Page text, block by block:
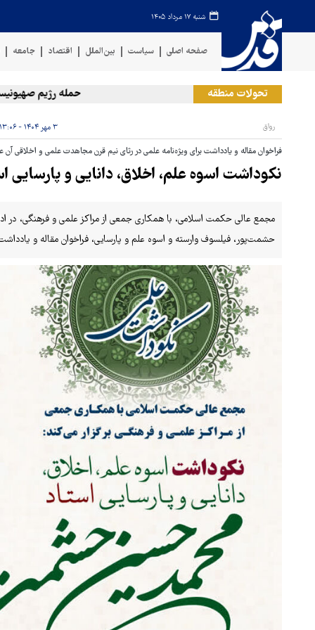
شنبه ۱۷ مرداد ۱۴۰۵
صفحه اصلی سیاست بین‌الملل اقتصاد جامعه
تحولات منطقه حمله رژیم صهیونیستی
رواق ۳ مهر ۱۴۰۴ - ۱۳:۰۶
فراخوان مقاله و یادداشت برای ویژه‌نامه علمی در رثای نیم قرن مجاهدت علمی و اخلاقی آن
نکوداشت اسوه علم، اخلاق، دانایی و
مجمع عالی حکمت اسلامی، با همکاری جمعی از مراکز علمی و فرهنگی،
حشمت‌پور، فیلسوف وارسته و اسوه علم و پارسایی، فراخوان مقاله و